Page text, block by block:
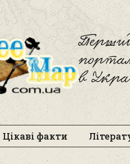
Freemap
в
Цікаві факти